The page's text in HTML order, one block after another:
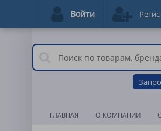
ГЛАВНАЯ О КОМПАНИИ
Войти